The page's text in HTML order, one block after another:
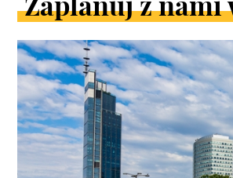
ARTYKUŁY
W
KATEGORII